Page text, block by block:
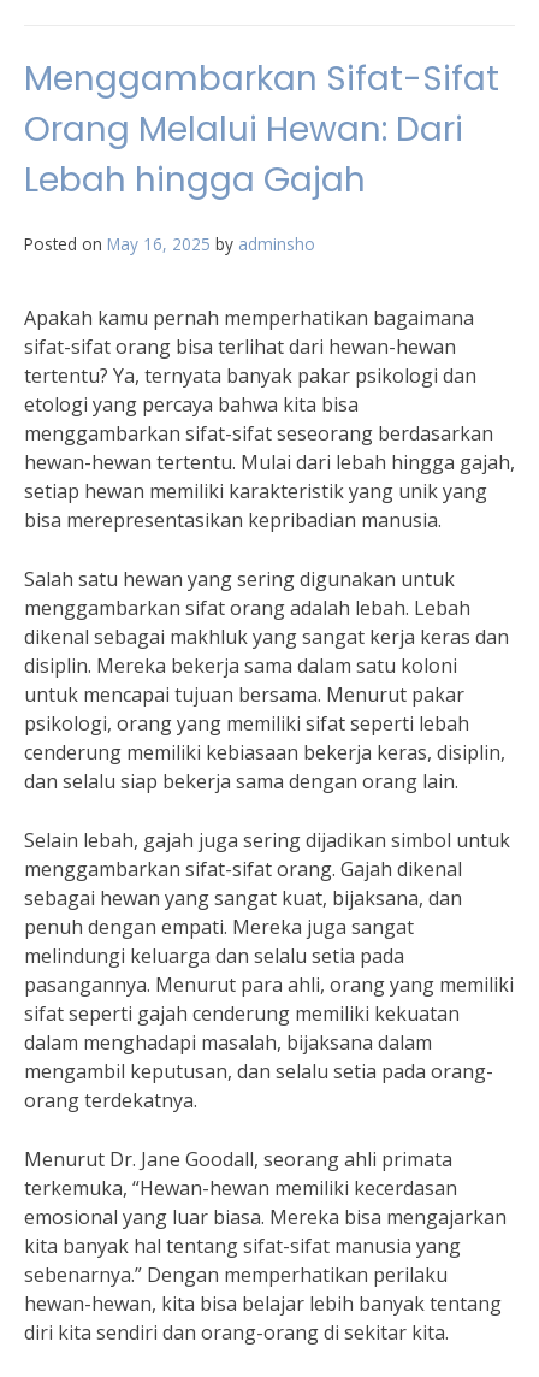
Menggambarkan Sifat-Sifat
Orang Melalui Hewan: Dari
Lebah hingga Gajah
Posted on May 16, 2025 by adminsho
Apakah kamu pernah memperhatikan bagaimana
sifat-sifat orang bisa terlihat dari hewan-hewan
tertentu? Ya, ternyata banyak pakar psikologi dan
etologi yang percaya bahwa kita bisa
menggambarkan sifat-sifat seseorang berdasarkan
hewan-hewan tertentu. Mulai dari lebah hingga gajah,
setiap hewan memiliki karakteristik yang unik yang
bisa merepresentasikan kepribadian manusia.
Salah satu hewan yang sering digunakan untuk
menggambarkan sifat orang adalah lebah. Lebah
dikenal sebagai makhluk yang sangat kerja keras dan
disiplin. Mereka bekerja sama dalam satu koloni
untuk mencapai tujuan bersama. Menurut pakar
psikologi, orang yang memiliki sifat seperti lebah
cenderung memiliki kebiasaan bekerja keras, disiplin,
dan selalu siap bekerja sama dengan orang lain.
Selain lebah, gajah juga sering dijadikan simbol untuk
menggambarkan sifat-sifat orang. Gajah dikenal
sebagai hewan yang sangat kuat, bijaksana, dan
penuh dengan empati. Mereka juga sangat
melindungi keluarga dan selalu setia pada
pasangannya. Menurut para ahli, orang yang memiliki
sifat seperti gajah cenderung memiliki kekuatan
dalam menghadapi masalah, bijaksana dalam
mengambil keputusan, dan selalu setia pada orang-
orang terdekatnya.
Menurut Dr. Jane Goodall, seorang ahli primata
terkemuka, “Hewan-hewan memiliki kecerdasan
emosional yang luar biasa. Mereka bisa mengajarkan
kita banyak hal tentang sifat-sifat manusia yang
sebenarnya.” Dengan memperhatikan perilaku
hewan-hewan, kita bisa belajar lebih banyak tentang
diri kita sendiri dan orang-orang di sekitar kita.